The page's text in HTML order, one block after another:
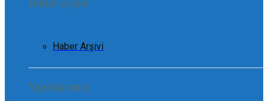
Haber Arşivi
Yayınlarımız